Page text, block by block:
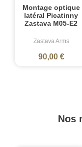
Montage optique
latéral Picatinny
Zastava M05-E2
Zastava Arms
90,00 €
Nos